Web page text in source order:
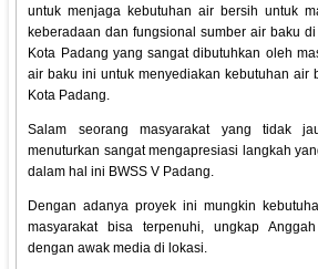
untuk menjaga kebutuhan air bersih untuk
keberadaan dan fungsional sumber air baku
Kota Padang yang sangat dibutuhkan oleh
air baku ini untuk menyediakan kebutuhan air
Kota Padang.
Salam seorang masyarakat yang tidak
menuturkan sangat mengapresiasi langkah
dalam hal ini BWSS V Padang.
Dengan adanya proyek ini mungkin
masyarakat bisa terpenuhi, ungkap
dengan awak media di lokasi.